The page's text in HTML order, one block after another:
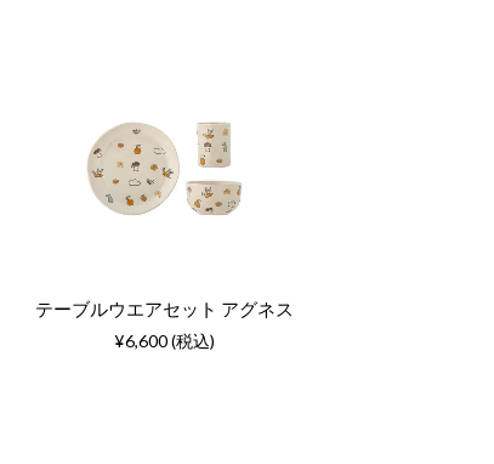
テーブルウエアセット アグネス
¥6,600 (税込)